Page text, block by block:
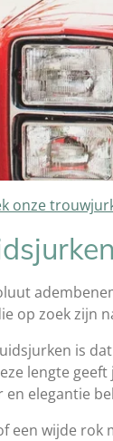
onze
op zoek zijn
is
lengte
elegantie
een wijde